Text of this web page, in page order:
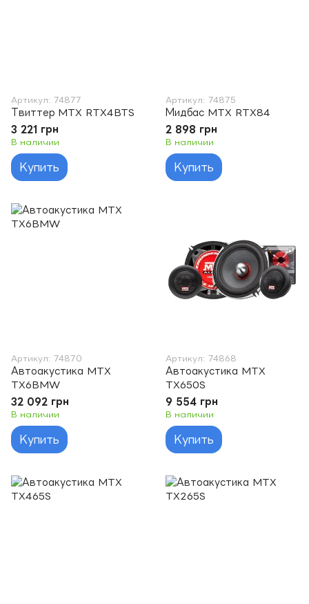
Артикул: 74877
Твиттер MTX RTX4BTS
3 221 грн
В наличии
Купить
Артикул: 74875
Мидбас MTX RTX84
2 898 грн
В наличии
Купить
Артикул: 74870
Автоакустика MTX
TX6BMW
32 092 грн
В наличии
Купить
Артикул: 74868
Автоакустика MTX
TX650S
9 554 грн
В наличии
Купить